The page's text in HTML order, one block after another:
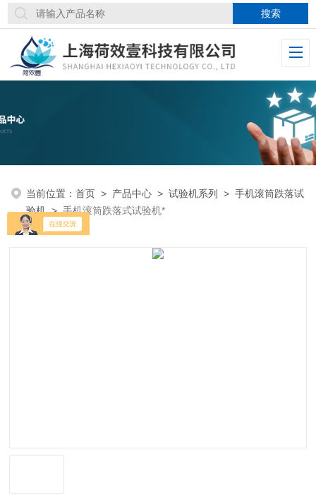
当前位置：首页 > 产品中心 >试验机系列 >手机滚筒跌落试
验机>手机滚筒跌落式试验机*